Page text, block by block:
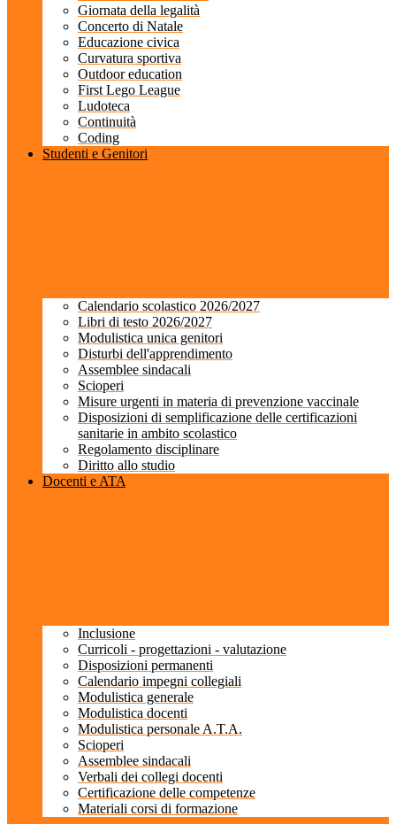
Giornata della legalità
Concerto di Natale
Educazione civica
Curvatura sportiva
Outdoor education
First Lego League
Ludoteca
Continuità
Coding
Studenti e Genitori
Calendario scolastico 2026/2027
Libri di testo 2026/2027
Modulistica unica genitori
Disturbi dell'apprendimento
Assemblee sindacali
Scioperi
Misure urgenti in materia di prevenzione vaccinale
Disposizioni di semplificazione delle certificazioni
sanitarie in ambito scolastico
Regolamento disciplinare
Diritto allo studio
Docenti e ATA
Inclusione
Curricoli - progettazioni - valutazione
Disposizioni permanenti
Calendario impegni collegiali
Modulistica generale
Modulistica docenti
Modulistica personale A.T.A.
Scioperi
Assemblee sindacali
Verbali dei collegi docenti
Certificazione delle competenze
Materiali corsi di formazione